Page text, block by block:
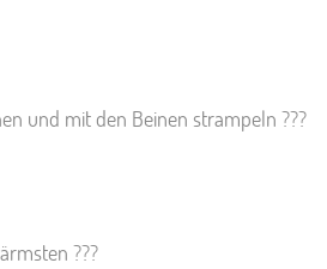
und mit den Beinen strampeln ???
???